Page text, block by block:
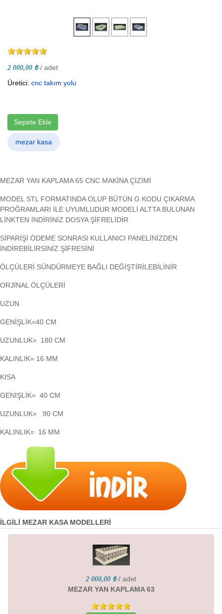
2 000,00 ₺ / adet
Üretici: cnc takım yolu
Sepete Ekle
mezar kasa
MEZAR YAN KAPLAMA 65 CNC MAKİNA ÇİZİMİ
MODEL STL FORMATINDA OLUP BÜTÜN G KODU ÇIKARMA
PROĞRAMLARI İLE UYUMLUDUR MODELİ ALTTA BULUNAN
LİNKTEN İNDİRİNİZ DOSYA ŞİFRELİDİR
SİPARİŞİ ÖDEME SONRASI KULLANICI PANELİNİZDEN
İNDİREBİLİRSİNİZ ŞİFRESİNİ
ÖLÇÜLERİ SÜNDÜRMEYE BAĞLI DEĞİŞTİRİLEBİLİNİR
ORJİNAL ÖLÇÜLERİ
UZUN
GENİŞLİK=40 CM
UZUNLUK= 180 CM
KALINLIK= 16 MM
KISA
GENİŞLİK= 40 CM
UZUNLUK= 90 CM
KALINLIK= 16 MM
İLGİLİ MEZAR KASA MODELLERİ
2 000,00 ₺ / adet
MEZAR YAN KAPLAMA 63